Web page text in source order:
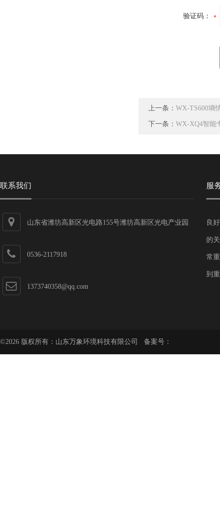
验证码：
上一条： WX-TS600墒
下一条： WX-XQ4智能
联系我们
山东省潍坊高新区光电路155号潍坊高新区光电产业园
0536-2117918
1373740358@qq.com
服
良
的
常
到
©2026 版权所有：山东万象环境科技有限公司 备案号：